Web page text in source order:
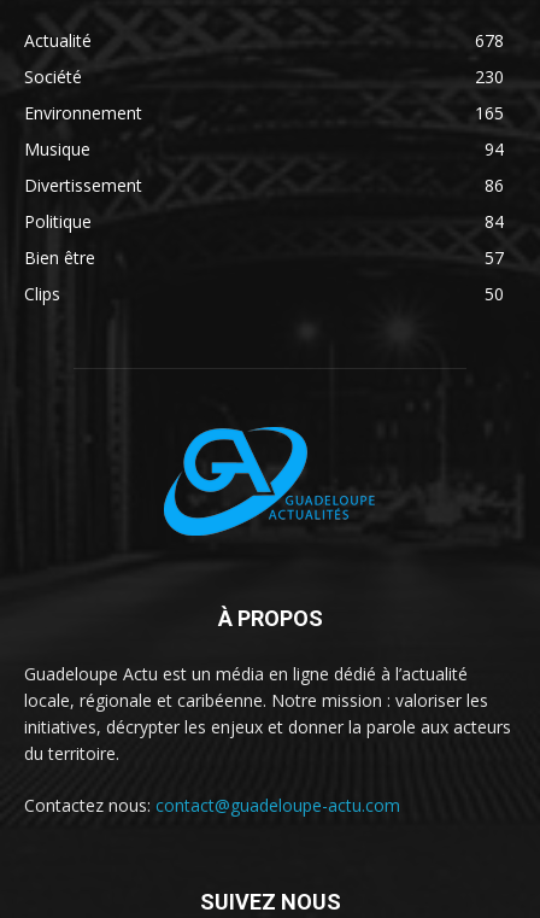
Actualité
678
Société
230
Environnement
165
Musique
94
Divertissement
86
Politique
84
Bien être
57
Clips
50
À PROPOS
Guadeloupe Actu est un média en ligne dédié à l’actualité
locale, régionale et caribéenne. Notre mission : valoriser les
initiatives, décrypter les enjeux et donner la parole aux acteurs
du territoire.
Contactez nous: contact@guadeloupe-actu.com
SUIVEZ NOUS